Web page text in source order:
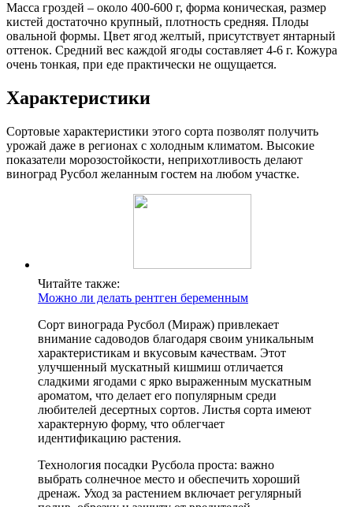
Масса гроздей – около 400-600 г, форма коническая, размер
кистей достаточно крупный, плотность средняя. Плоды
овальной формы. Цвет ягод желтый, присутствует янтарный
оттенок. Средний вес каждой ягоды составляет 4-6 г. Кожура
очень тонкая, при еде практически не ощущается.
Характеристики
Сортовые характеристики этого сорта позволят получить
урожай даже в регионах с холодным климатом. Высокие
показатели морозостойкости, неприхотливость делают
виноград Русбол желанным гостем на любом участке.
Читайте также:
Можно ли делать рентген беременным
Сорт винограда Русбол (Мираж) привлекает
внимание садоводов благодаря своим уникальным
характеристикам и вкусовым качествам. Этот
улучшенный мускатный кишмиш отличается
сладкими ягодами с ярко выраженным мускатным
ароматом, что делает его популярным среди
любителей десертных сортов. Листья сорта имеют
характерную форму, что облегчает
идентификацию растения.
Технология посадки Русбола проста: важно
выбрать солнечное место и обеспечить хороший
дренаж. Уход за растением включает регулярный